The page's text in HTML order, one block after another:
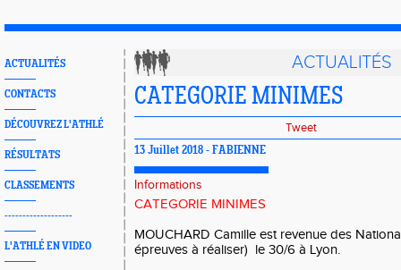
ACTUALITÉS
CONTACTS
DÉCOUVREZ L'ATHLÉ
RÉSULTATS
CLASSEMENTS
-------------------
L'ATHLÉ EN VIDEO
ACTUALITÉS
CATEGORIE MINIMES
Tweet
13 Juillet 2018 - FABIENNE
Informations
CATEGORIE MINIMES
MOUCHARD Camille est revenue des
épreuves à réaliser) le 30/6 à Lyon.